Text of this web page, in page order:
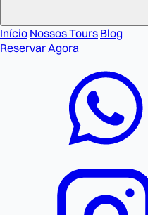
Início Nossos Tours Blog
Reservar Agora